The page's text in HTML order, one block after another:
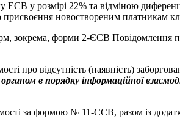
у розмірі 22% та відміною
новоствореним платникам
форми 2-ЄСВ Повідомлення
про відсутність (наявність)
в порядку інформаційної
за формою № 11-ЄСВ, разом із